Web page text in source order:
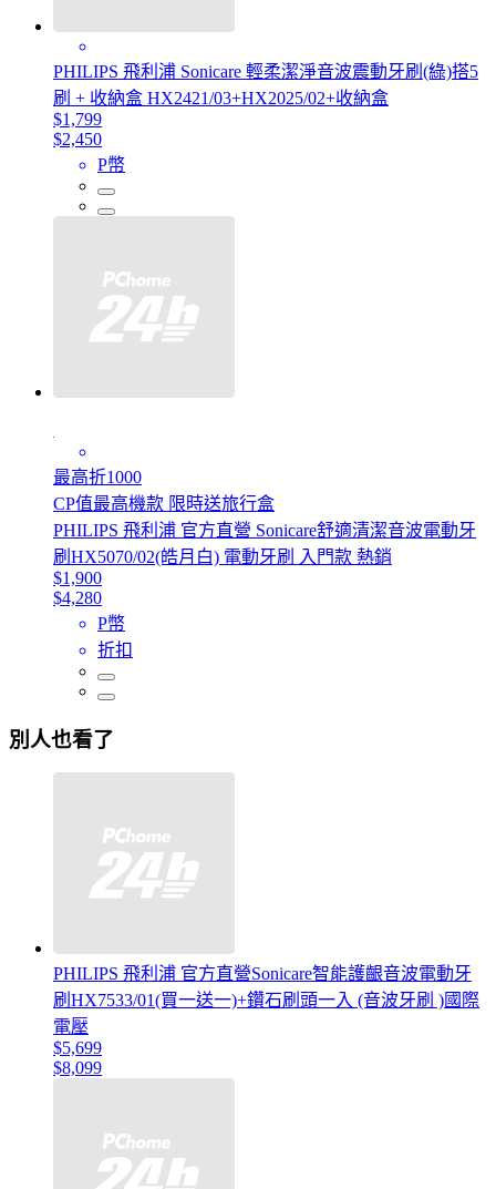
PHILIPS 飛利浦 Sonicare 輕柔潔淨音波震動牙刷(綠)搭5
刷 + 收納盒 HX2421/03+HX2025/02+收納盒
$1,799
$2,450
P幣
最高折1000
CP值最高機款 限時送旅行盒
PHILIPS 飛利浦 官方直營 Sonicare舒適清潔音波電動牙
刷HX5070/02(皓月白) 電動牙刷 入門款 熱銷
$1,900
$4,280
P幣
折扣
別人也看了
PHILIPS 飛利浦 官方直營Sonicare智能護齦音波電動牙
刷HX7533/01(買一送一)+鑽石刷頭一入 (音波牙刷 )國際
電壓
$5,699
$8,099